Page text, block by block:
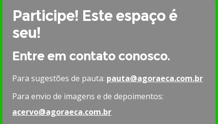
Participe! Este espaço é
seu!
Entre em contato conosco.
Para sugestões de pauta: pauta@agoraeca.com.br
Para envio de imagens e de depoimentos:
acervo@agoraeca.com.br